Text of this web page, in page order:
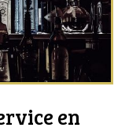
en